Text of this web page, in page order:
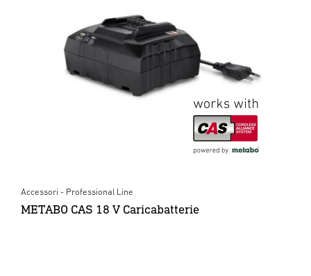
Accessori - Professional Line
METABO CAS 18 V Caricabatterie